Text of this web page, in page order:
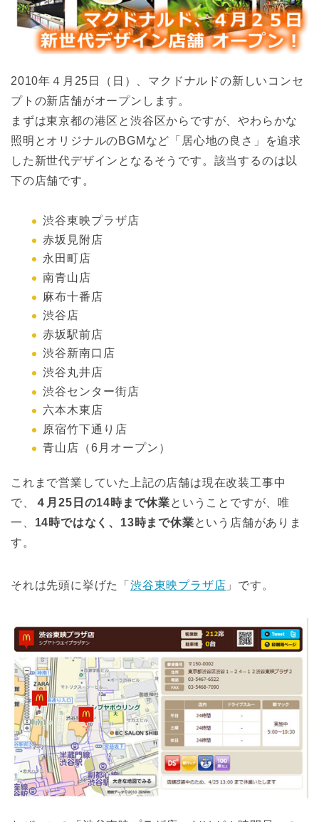
2010年４月25日（日）、マクドナルドの新しいコンセ
プトの新店舗がオープンします。
まずは東京都の港区と渋谷区からですが、やわらかな
照明とオリジナルのBGMなど「居心地の良さ」を追求
した新世代デザインとなるそうです。該当するのは以
下の店舗です。
渋谷東映プラザ店
赤坂見附店
永田町店
南青山店
麻布十番店
渋谷店
赤坂駅前店
渋谷新南口店
渋谷丸井店
渋谷センター街店
六本木東店
原宿竹下通り店
青山店（6月オープン）
これまで営業していた上記の店舗は現在改装工事中
で、
４月25日の14時まで休業ということですが、唯
一、 14時ではなく、13時まで休業という店舗がありま
す。
それは先頭に挙げた「 渋谷東映プラザ店 」です。